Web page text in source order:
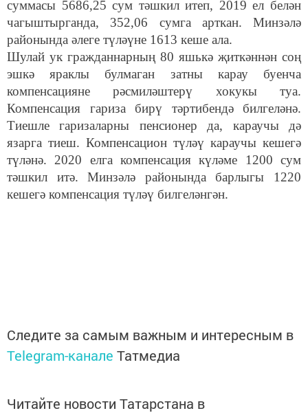
суммасы 5686,25 сум тәшкил итеп, 2019 ел белән
чагыштырганда, 352,06 сумга арткан. Минзәлә
районында әлеге түләүне 1613 кеше ала.
Шулай ук гражданнарның 80 яшькә җиткәннән соң
эшкә яраклы булмаган затны карау буенча
компенсацияне рәсмиләштерү хокукы туа.
Компенсация гариза бирү тәртибендә билгеләнә.
Тиешле гаризаларны пенсионер да, караучыдә
язарга тиеш. Компенсацион түләү караучы кешегә
түләнә. 2020 елга компенсация күләме 1200 сум
тәшкил итә. Минзәлә районында барлыгы 1220
кешегә компенсация түләү билгеләнгән.
Следите за самым важным и интересным в
Telegram-канале Татмедиа
Читайте новости Татарстана в